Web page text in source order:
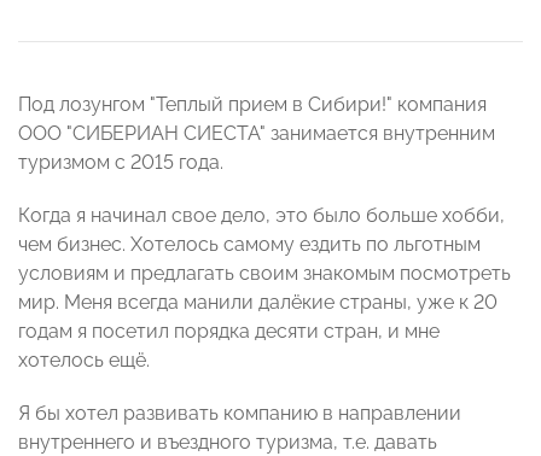
Под лозунгом "Теплый прием в Сибири!" компания
ООО "СИБЕРИАН СИЕСТА" занимается внутренним
туризмом с 2015 года.
Когда я начинал свое дело, это было больше хобби,
чем бизнес. Хотелось самому ездить по льготным
условиям и предлагать своим знакомым посмотреть
мир. Меня всегда манили далёкие страны, уже к 20
годам я посетил порядка десяти стран, и мне
хотелось ещё.
Я бы хотел развивать компанию в направлении
внутреннего и въездного туризма, т.е. давать